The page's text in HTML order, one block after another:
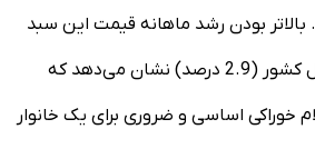
بالاتر بودن رشد ماهانه قیمت این سبد
نسبت به تورم ماهانه کل کشور (2.9 درصد) نشان می‌دهد که
خوراکی اساسی و ضروری برای یک خانوار